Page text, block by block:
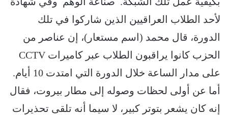
لأحد الطلاب العراقيين الذين شاركوا في تلك
الدورة، قال محمد (اسم مستعار)، إن عناصر من
الحزب كانوا يراقبون الطلاب عبر كاميرات CCTV
على مدار الساعة خلال الدورة التي امتدت 10 أيام.
أما عن أولى لحظات وصوله إلى مطار بيروت، فقال
إنه كان يشعر بتوتر كبير، لا سيما أنه تلقى تحذيرات